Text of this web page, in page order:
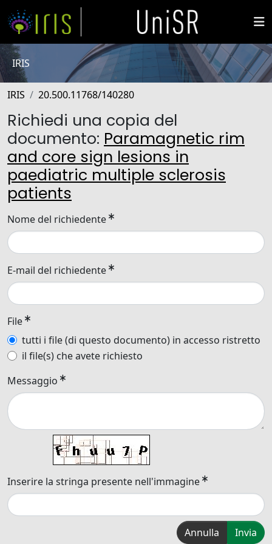
IRIS
IRIS 20.500.11768/140280
Richiedi una copia del
documento: Paramagnetic rim
and core sign lesions in
paediatric multiple sclerosis
patients
Nome del richiedente
E-mail del richiedente
File
tutti i file (di questo documento) in accesso ristretto
il file(s) che avete richiesto
Messaggio
Inserire la stringa presente nell'immagine
Annulla Invia